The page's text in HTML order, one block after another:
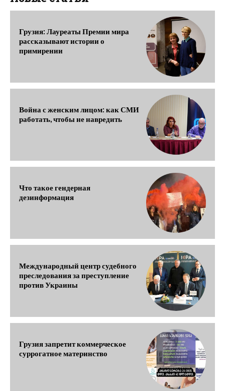
Грузия: Лауреаты Премии мира
рассказывают истории о
примирении
Война с женским лицом: как СМИ
работать, чтобы не навредить
Что такое гендерная
дезинформация
Международный центр судебного
преследования за преступление
против Украины
Грузия запретит коммерческое
суррогатное материнство